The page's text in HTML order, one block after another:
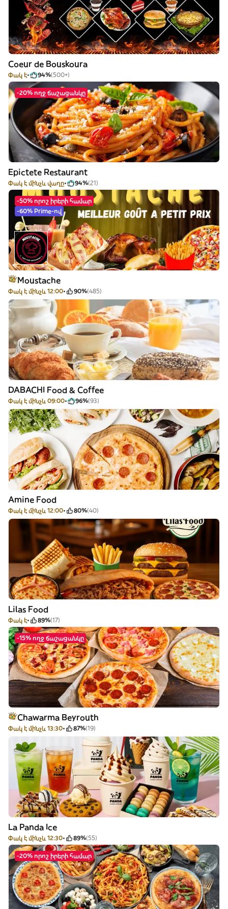
Coeur de Bouskoura
Փակ է 94%(500+)
-20% ողջ ճաշացանկը
Epictete Restaurant
Փակ է մինչև վաղը 94%(21)
-50% որոշ իրերի համար
-60% Prime-ով
Moustache
Փակ է մինչև 12:00 90%(485)
DABACHI Food & Coffee
Փակ է մինչև 09:00 96%(93)
Amine Food
Փակ է մինչև 12:00 80%(40)
Lilas Food
Փակ է 89%(17)
-15% ողջ ճաշացանկը
Chawarma Beyrouth
Փակ է մինչև 13:30 87%(19)
La Panda Ice
Փակ է մինչև 12:30 89%(55)
-20% որոշ իրերի համար